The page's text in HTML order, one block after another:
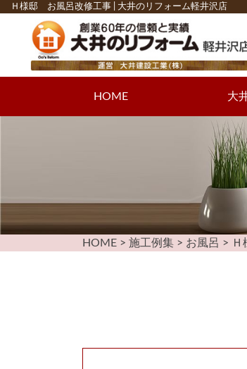
Ｈ様邸 お風呂改修工事 | 大井のリフォーム軽井沢店
HOME 大
保
HOME > 施工例集 > お風呂 >